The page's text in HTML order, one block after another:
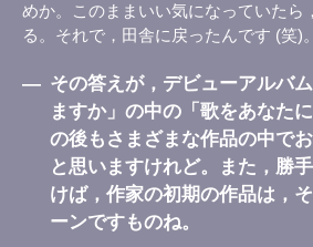
めか。このままいい気になっていたら
る。それで，田舎に戻ったんです (笑)。
― その答えが，デビューアルバ
ますか」の中の「歌をあなた
の後もさまざまな作品の中で
と思いますけれど。また，勝
けば，作家の初期の作品は，
ーンですものね。